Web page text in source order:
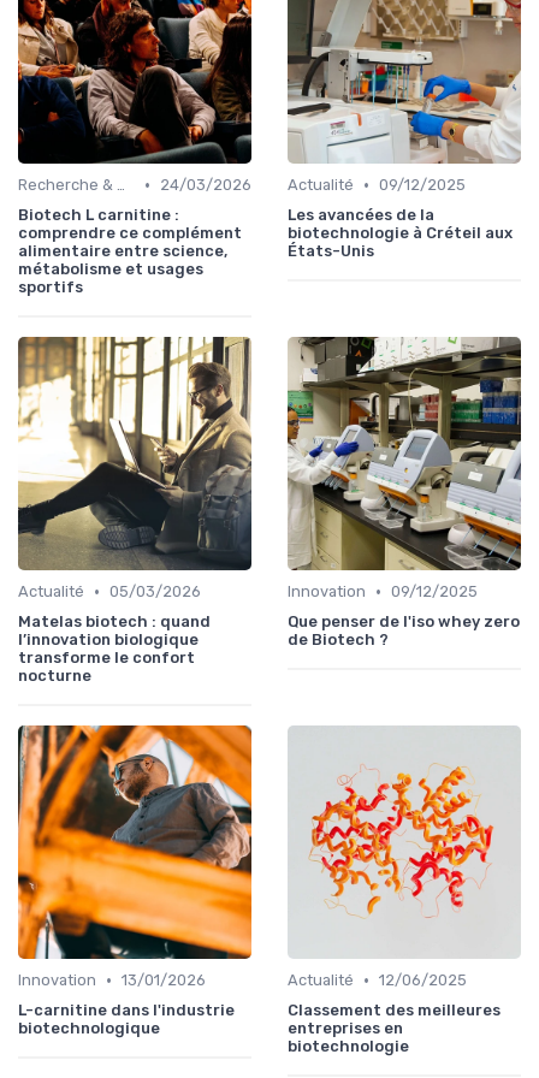
Recherche & Développement •
24/03/2026
Biotech L carnitine :
comprendre ce complément
alimentaire entre science,
métabolisme et usages
sportifs
Actualité • 09/12/2025
Les avancées de la
biotechnologie à Créteil aux
États-Unis
Actualité • 05/03/2026
Matelas biotech : quand
l’innovation biologique
transforme le confort
nocturne
Innovation • 09/12/2025
Que penser de l'iso whey zero
de Biotech ?
Innovation • 13/01/2026
L-carnitine dans l'industrie
biotechnologique
Actualité • 12/06/2025
Classement des meilleures
entreprises en
biotechnologie